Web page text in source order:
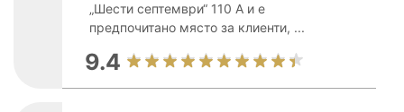
„Шести септември“ 110 А и е
предпочитано място за клиенти, ...
9.4